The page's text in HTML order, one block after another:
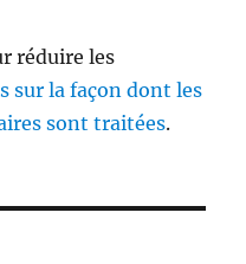
réduire les
sur la façon dont les
sont traitées.